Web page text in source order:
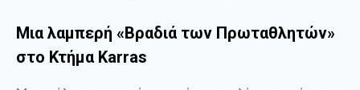
Μια λαμπερή «Βραδιά των Πρωταθλητών»
στο Κτήμα Karras